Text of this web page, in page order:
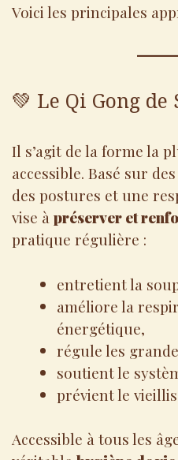
Voici les principales
💚 Le Qi Gong de
Il s’agit de la forme la
accessible. Basé sur
des postures et une
vise à préserver et
pratique régulière :
entretient la
améliore la
énergétique,
régule les
soutient le
prévient le
Accessible à tous les